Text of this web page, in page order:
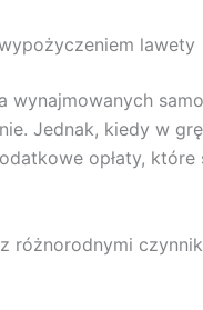
lawety
wynajmowanych
Jednak, kiedy w
opłaty,
różnorodnymi